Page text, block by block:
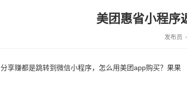
美团惠省小程序
发布员
分享赚都是跳转到微信小程序，怎么用美团app购买？果果